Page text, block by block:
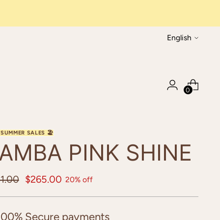
Language
English
0
PINK SHINE
$265.00 20% off
Secure payments